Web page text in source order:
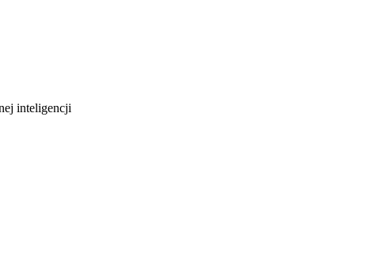
inteligencji